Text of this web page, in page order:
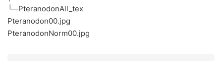
└─PteranodonAll_tex
Pteranodon00.jpg
PteranodonNorm00.jpg